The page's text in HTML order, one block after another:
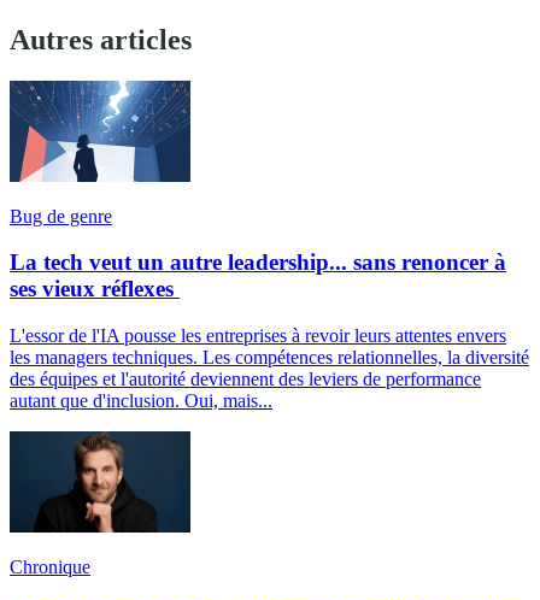
Autres articles
Bug de genre
La tech veut un autre leadership... sans renoncer à
ses vieux réflexes
L'essor de l'IA pousse les entreprises à revoir leurs attentes envers
les managers techniques. Les compétences relationnelles, la diversité
des équipes et l'autorité deviennent des leviers de performance
autant que d'inclusion. Oui, mais...
Chronique